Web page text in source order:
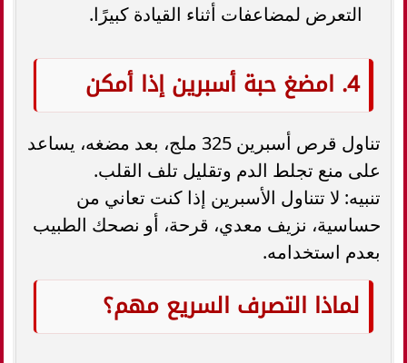
التعرض لمضاعفات أثناء القيادة كبيرًا.
4. امضغ حبة أسبرين إذا أمكن
تناول قرص أسبرين 325 ملج، بعد مضغه، يساعد
على منع تجلط الدم وتقليل تلف القلب.
تنبيه: لا تتناول الأسبرين إذا كنت تعاني من
حساسية، نزيف معدي، قرحة، أو نصحك الطبيب
بعدم استخدامه.
لماذا التصرف السريع مهم؟